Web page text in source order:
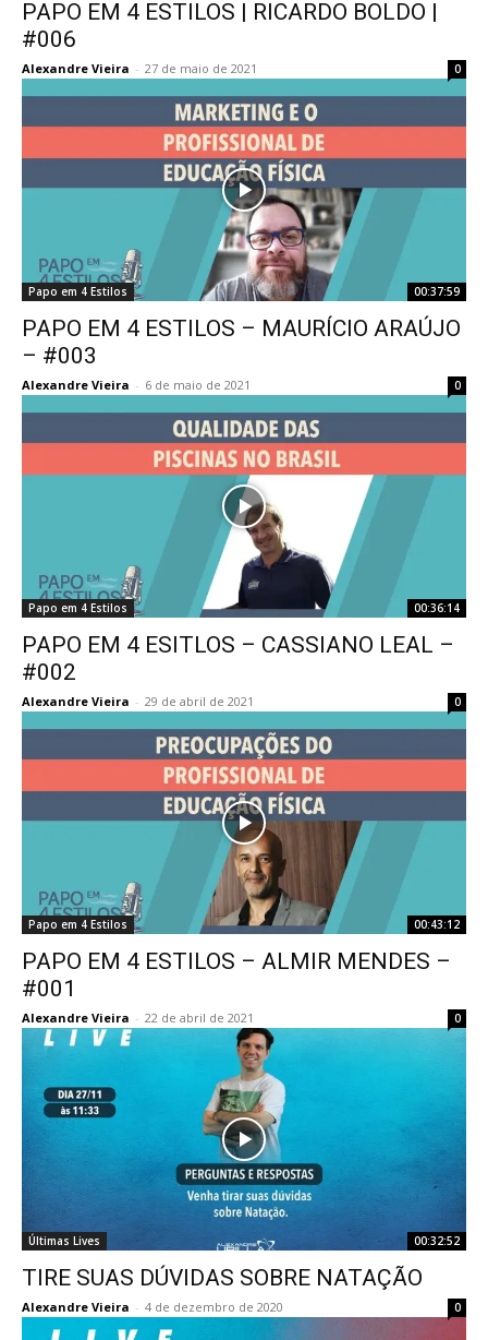
PAPO EM 4 ESTILOS | RICARDO BOLDO |
#006
Alexandre Vieira - 27 de maio de 2021 0
Papo em 4 Estilos 00:37:59
PAPO EM 4 ESTILOS – MAURÍCIO ARAÚJO
– #003
Alexandre Vieira - 6 de maio de 2021 0
Papo em 4 Estilos 00:36:14
PAPO EM 4 ESITLOS – CASSIANO LEAL –
#002
Alexandre Vieira - 29 de abril de 2021 0
Papo em 4 Estilos 00:43:12
PAPO EM 4 ESTILOS – ALMIR MENDES –
#001
Alexandre Vieira - 22 de abril de 2021 0
Últimas Lives 00:32:52
TIRE SUAS DÚVIDAS SOBRE NATAÇÃO
Alexandre Vieira - 4 de dezembro de 2020 0